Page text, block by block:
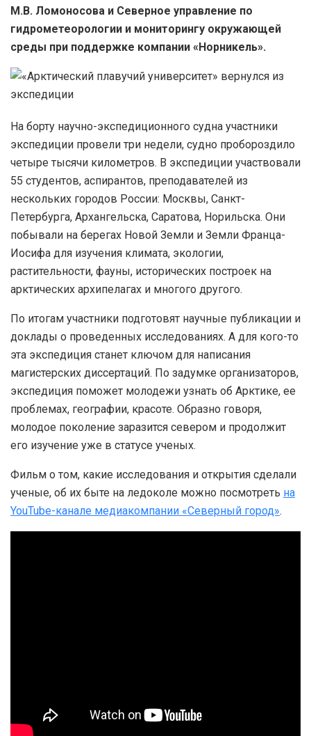
М.В. Ломоносова и Северное управление по
гидрометеорологии и мониторингу окружающей
среды при поддержке компании «Норникель».
На борту научно-экспедиционного судна участники
экспедиции провели три недели, судно пробороздило
четыре тысячи километров. В экспедиции участвовали
55 студентов, аспирантов, преподавателей из
нескольких городов России: Москвы, Санкт-
Петербурга, Архангельска, Саратова, Норильска. Они
побывали на берегах Новой Земли и Земли Франца-
Иосифа для изучения климата, экологии,
растительности, фауны, исторических построек на
арктических архипелагах и многого другого.
По итогам участники подготовят научные публикации и
доклады о проведенных исследованиях. А для кого-то
эта экспедиция станет ключом для написания
магистерских диссертаций. По задумке организаторов,
экспедиция поможет молодежи узнать об Арктике, ее
проблемах, географии, красоте. Образно говоря,
молодое поколение заразится севером и продолжит
его изучение уже в статусе ученых.
Фильм о том, какие исследования и открытия сделали
ученые, об их быте на ледоколе можно посмотреть на
YouTube-канале медиакомпании «Северный город».